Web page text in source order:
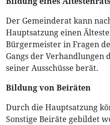
Der Gemeinderat kann
Hauptsatzung einen
Bürgermeister in Fragen
Gangs der Verhandlungen
seiner Ausschüsse berät.
Bildung von Beiräten
Durch die Hauptsatzung
Sonstige Beiräte gebildet